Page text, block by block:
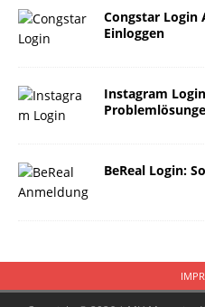
Congstar Login
Einloggen
Instagram
BeReal Login: